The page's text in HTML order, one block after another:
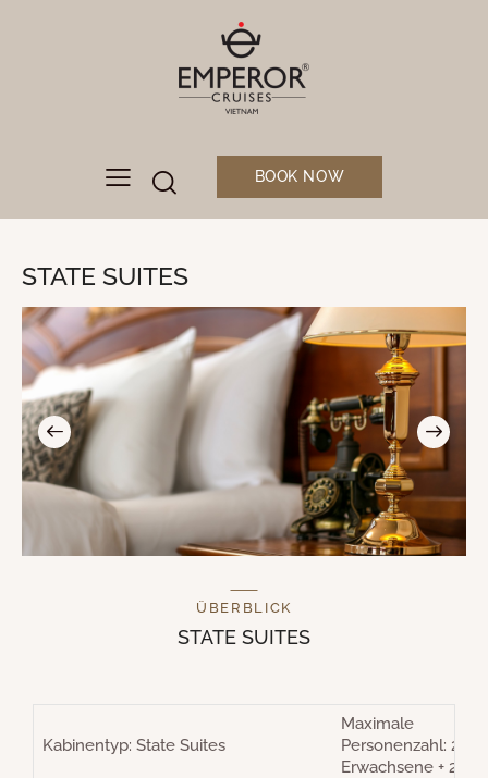
BOOK NOW
STATE SUITES
ÜBERBLICK
STATE SUITES
Kabinentyp: State Suites
Maximale
Personenzahl: 2
Erwachsene + 2